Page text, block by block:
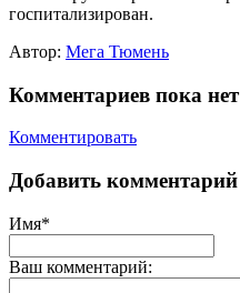
госпитализирован.
Автор: Мега Тюмень
Комментариев пока нет
Комментировать
Добавить комментарий
Имя*
Ваш комментарий: